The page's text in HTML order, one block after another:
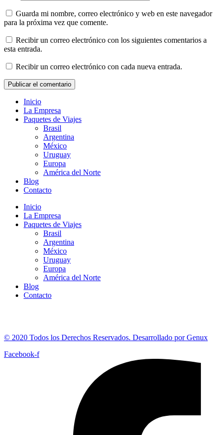
Guarda mi nombre, correo electrónico y web en este navegador
para la próxima vez que comente.
Recibir un correo electrónico con los siguientes comentarios a
esta entrada.
Recibir un correo electrónico con cada nueva entrada.
Inicio
La Empresa
Paquetes de Viajes
Brasil
Argentina
México
Uruguay
Europa
América del Norte
Blog
Contacto
Inicio
La Empresa
Paquetes de Viajes
Brasil
Argentina
México
Uruguay
Europa
América del Norte
Blog
Contacto
© 2020 Todos los Derechos Reservados. Desarrollado por Genux
Facebook-f